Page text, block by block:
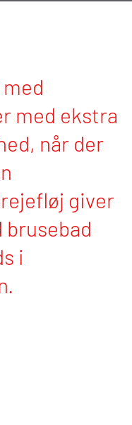
med ekstra
når der
giver
brusebad
i